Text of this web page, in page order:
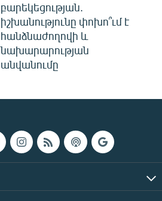
բարեկեցության.
իշխանությունը փոխո՞ւմ է
հանձնաժողովի և
նախարարության
անվանումը